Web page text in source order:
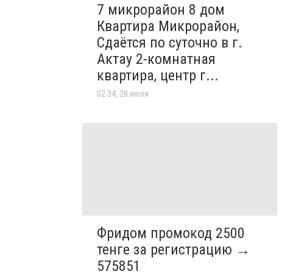
7 микрорайон 8 дом
Квартира Микрорайон,
Сдаётся по суточно в г.
Актау 2-комнатная
квартира, центр г...
02:34, 28 июля
Фридом промокод 2500
тенге за регистрацию →
575851